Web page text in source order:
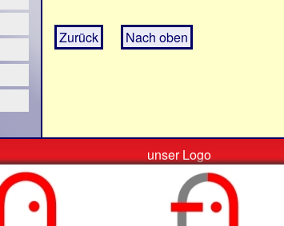
Zurück Nach oben
unser Logo